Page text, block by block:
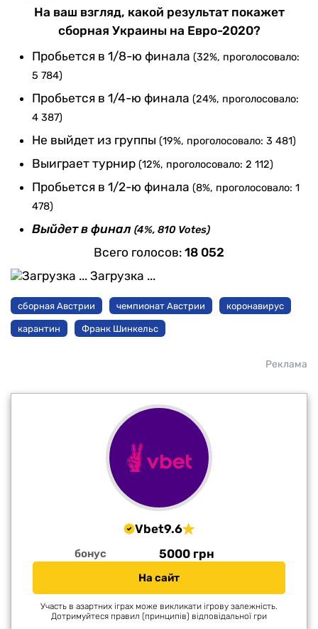
На ваш взгляд, какой результат покажет
сборная Украины на Евро-2020?
Пробьется в 1/8-ю финала (32%, проголосовало:
5 784)
Пробьется в 1/4-ю финала (24%, проголосовало:
4 387)
Не выйдет из группы (19%, проголосовало: 3 481)
Выиграет турнир (12%, проголосовало: 2 112)
Пробьется в 1/2-ю финала (8%, проголосовало: 1
478)
Выйдет в финал (4%, 810 Votes)
Всего голосов: 18 052
Загрузка ...
сборная Австрии чемпионат Австрии коронавирус
карантин Франк Шинкельс
Реклама
Vbet9.6
бонус 5000 грн
На сайт
Участь в азартних іграх може викликати ігрову залежність.
Дотримуйтеся правил (принципів) відповідальної гри